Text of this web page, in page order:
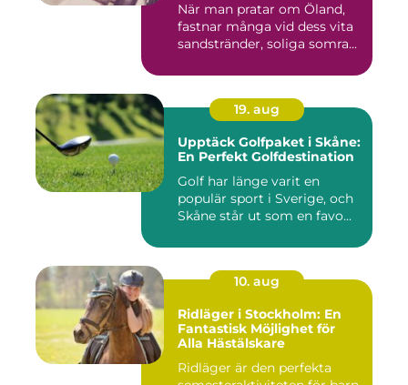
När man pratar om Öland,
fastnar många vid dess vita
sandstränder, soliga somra...
19. aug
Upptäck Golfpaket i Skåne:
En Perfekt Golfdestination
Golf har länge varit en
populär sport i Sverige, och
Skåne står ut som en favo...
10. aug
Ridläger i Stockholm: En
Fantastisk Möjlighet för
Alla Hästälskare
Ridläger är den perfekta